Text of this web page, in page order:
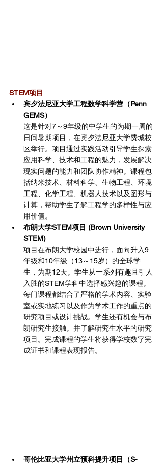
STEM项目
宾夕法尼亚大学工程数学科学营（Penn
GEMS）
这是针对7～9年级的中学生的为期一周的
日间暑期项目，在宾夕法尼亚大学费城校
区举行。项目通过实践活动引导学生探索
应用科学、技术和工程的魅力，发展解决
现实问题的能力和团队协作精神。课程包
括纳米技术、材料科学、生物工程、环境
工程、化学工程、机器人技术以及图形与
计算，帮助学生了解工程学的多样性与应
用价值。
布朗大学STEM项目 (Brown University
STEM)
项目在布朗大学校园中进行，面向升入9
年级和10年级（13～15岁）的全球学
生，为期12天。学生从一系列有趣且引人
入胜的STEM学科中选择感兴趣的课程。
每门课程都结合了严格的学术内容、实验
室或实地练习以及作为学术工作的重点的
研究项目或设计挑战。学生还有机会与布
朗研究生接触。并了解研究生水平的研究
项目。完成课程的学生将获得学校数字完
成证书和课程表现报告。
哥伦比亚大学州立预科提升项目（S-